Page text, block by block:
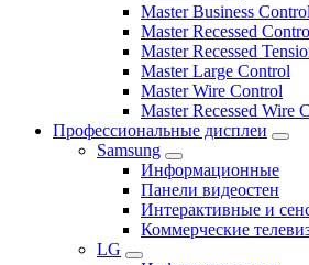
Master Business Control
Master Recessed
Master Recessed
Master Large Control
Master Wire Control
Master Recessed Wire
Профессиональные дисплеи
Samsung
Информационные
Панели видеостен
Интерактивные и
Коммерческие
LG